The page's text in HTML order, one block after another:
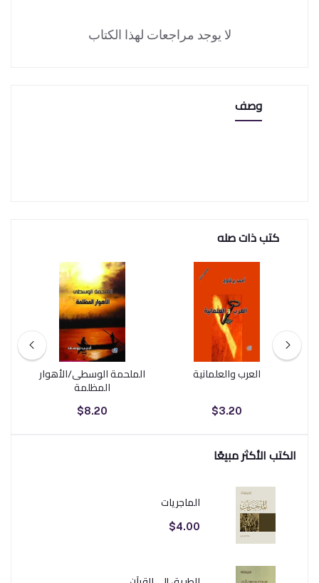
لا يوجد مراجعات لهذا الكتاب
وصف
كتب ذات صله
العرب والعلمانية
$3.20
الملحمة الوسطى/الأهوار
المظلمة
$8.20
الكتب الأكثر مبيعًا
الماجريات
$4.00